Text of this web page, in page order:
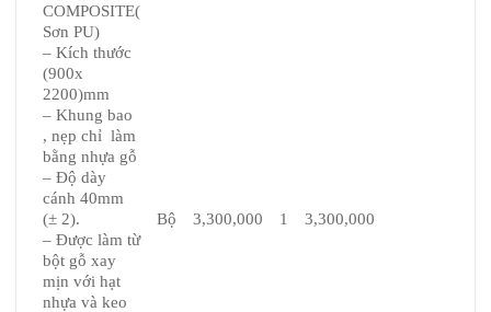
COMPOSITE(
Sơn PU)
– Kích thước
(900x
2200)mm
– Khung bao
, nẹp chỉ làm
bằng nhựa gỗ
– Độ dày
cánh 40mm
(± 2).
– Được làm từ
bột gỗ xay
mịn với hạt
nhựa và keo
Bộ 3,300,000 1 3,300,000